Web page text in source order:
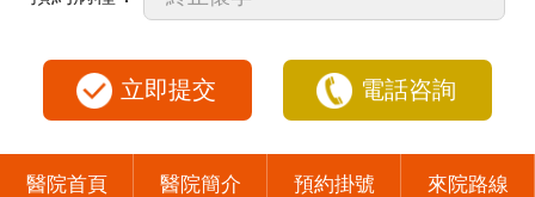
立即提交 電話咨詢
醫院首頁 醫院簡介 預約掛號 來院路線